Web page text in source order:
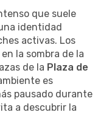
que suele
identidad
activas. Los
la sombra de la
de la Plaza de
es
pausado durante
a descubrir la